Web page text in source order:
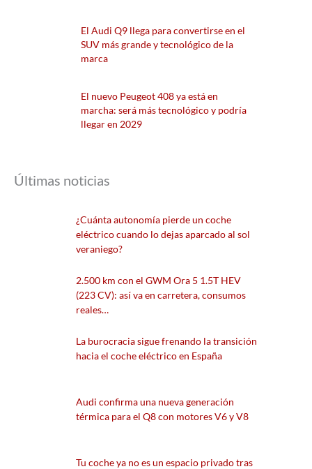
El Audi Q9 llega para convertirse en el
SUV más grande y tecnológico de la
marca
El nuevo Peugeot 408 ya está en
marcha: será más tecnológico y podría
llegar en 2029
Últimas noticias
¿Cuánta autonomía pierde un coche
eléctrico cuando lo dejas aparcado al sol
veraniego?
2.500 km con el GWM Ora 5 1.5T HEV
(223 CV): así va en carretera, consumos
reales…
La burocracia sigue frenando la transición
hacia el coche eléctrico en España
Audi confirma una nueva generación
térmica para el Q8 con motores V6 y V8
Tu coche ya no es un espacio privado tras